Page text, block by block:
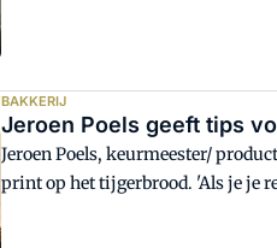
BAKKERIJ
Jeroen Poels geeft tips
Jeroen Poels, keurmeester/
print op het tijgerbrood. 'Als je je